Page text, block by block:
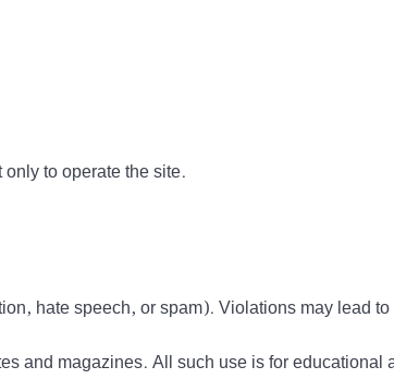
to operate the site.
hate speech, or spam). Violations may lead
and magazines. All such use is for